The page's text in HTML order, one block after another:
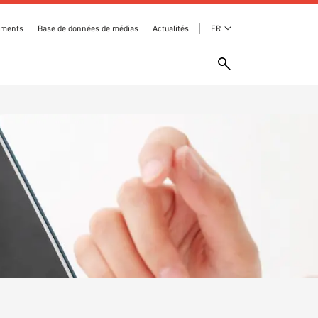
Base de données de médias Actualités FR